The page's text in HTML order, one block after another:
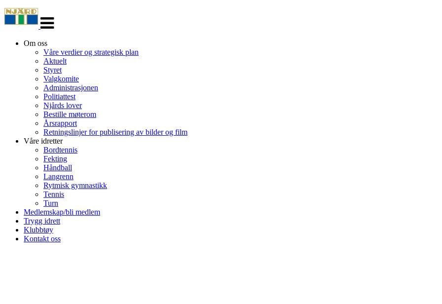
navigasjon
Om oss
Våre verdier og strategisk plan
Aktuelt
Styret
Valgkomite
Administrasjonen
Politiattest
Njårds lover
Bestille møterom
Årsrapport
Retningslinjer for publisering av bilder og film
Våre idretter
Bordtennis
Fekting
Håndball
Langrenn
Rytmisk gymnastikk
Tennis
Turn
Medlemskap/bli medlem
Trygg idrett
Klubbtøy
Kontakt oss